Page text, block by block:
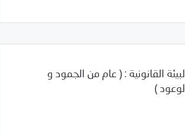
البيئة القانونية : ( عام من الجمود و
الوعود )